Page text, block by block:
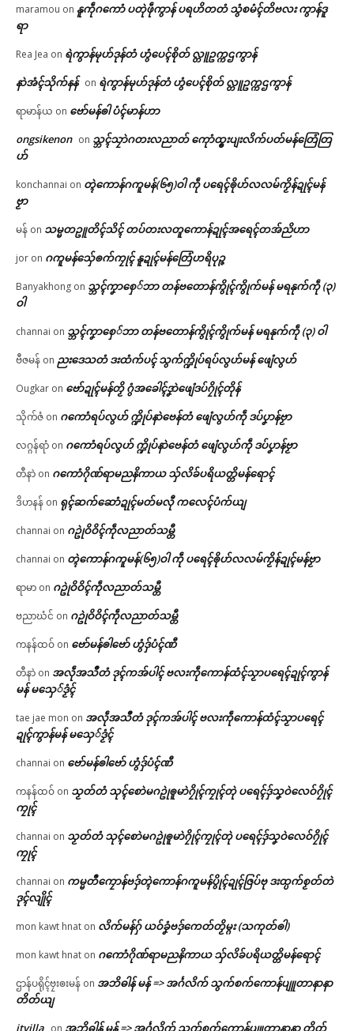
maramou on နူကဵုဂကောံ ပတုဲဖဵုကွာန် ပရဟိတတံ သွံစမံၚ်တိဗလး ကွာန်ဒူ
ရာ
Rea Jea on ရဲကွာန်မုဟ်ဒုန်တံ ဟွံပေၚ်စိုတ် လ္တူဥက္ကဌကွာန်
နာဲအံၚ်သိုက်နန် on ရဲကွာန်မုဟ်ဒုန်တံ ဟွံပေၚ်စိုတ် လ္တူဥက္ကဌကွာန်
ရာမာန်ယ on ဗော်မန်ၜါ ပံၚ်မာန်ဟာ
ongsikenon on သ္ဘၚ်သၠာဲဂတးလညာတ် ကေုာံထ္ၜးပျးလိက်ပတ်မန်တြေံတြ
ဟ်
konchannai on တ္ၚဲကောန်ဂကူမန်(၆၅)ဝါ ကဵု ပရေၚ်ၜိုဟ်လလမ်ကၟိန်ဍုၚ်မန်
ဗၟာ
မန် on သမ္မတဥူတိၚ်သိၚ် တပ်တးလတူကောန်ဍုၚ်အရေၚ်တအ်ညိဟာ
jor on ဂကူမန်​သှ်ေၜက်ကၠုၚ် နူဍုၚ်မန်တြေံဟရိပုဉ္ဇ
Banyakhong on သ္ဘၚ်ကၞာစှေ်ဘာ တန်ဗတောန်ကွိုၚ်ကွိုက်မန် မရနုက်ကဵု (၃)
ဝါ
channai on သ္ဘၚ်ကၞာစှေ်ဘာ တန်ဗတောန်ကွိုၚ်ကွိုက်မန် မရနုက်ကဵု (၃) ဝါ
ဗီဇမန် on ညးဒေသတံ ဒးထံက်ပၚ် သွက်က္ဍိုပ်ရပ်လွဟ်မန် ဖျေံလွဟ်
Ougkar on ဗော်ဍုၚ်မန်တၟိ ဂွံအခေါၚ်ဒၞာဲဖျေံဒပ်ဂၠိုၚ်တိုန်
သိုက်ဇံ on ဂကောံရပ်လွဟ် က္ဍိုပ်နာဲဗေန်တံ ဖျေံလွဟ်ကဵု ဒပ်ပၞာန်ဗၟာ
လဂ္ဂန်ရာံ on ဂကောံရပ်လွဟ် က္ဍိုပ်နာဲဗေန်တံ ဖျေံလွဟ်ကဵု ဒပ်ပၞာန်ဗၟာ
တီနာဲ on ဂကောံဂိုဏ်ရာမညနိကာယ သှ်လိခ်ပရိယတ္တိမန်ရောၚ်
ဒိဟနန် on ရုၚ်ဆက်ဆောံဍုၚ်မတ်မလီု ကလေၚ်ပံက်ယျ
channai on ဂဥုဲဝိဝိၚ်ကဵုလညာတ်သမ္တီ
channai on တ္ၚဲကောန်ဂကူမန်(၆၅)ဝါ ကဵု ပရေၚ်ၜိုဟ်လလမ်ကၟိန်ဍုၚ်မန်ဗၟာ
ရာမာ on ဂဥုဲဝိဝိၚ်ကဵုလညာတ်သမ္တီ
ဗညာဃံင် on ဂဥုဲဝိဝိၚ်ကဵုလညာတ်သမ္တီ
ကနန်ထဝ် on ဗော်မန်ၜါဗော် ဟွံဒှ်ပံၚ်ဏီ
တီနာဲ on အလဵုအသဳတံ ဒုၚ်ကအ်ပါၚ် ဗလးကဵုကောန်ထံၚ်သၟာပရေၚ်ဍုၚ်ကွာန်
မန် မသှေ်ဒၟံၚ်
tae jae mon on အလဵုအသဳတံ ဒုၚ်ကအ်ပါၚ် ဗလးကဵုကောန်ထံၚ်သၟာပရေၚ်
ဍုၚ်ကွာန်မန် မသှေ်ဒၟံၚ်
channai on ဗော်မန်ၜါဗော် ဟွံဒှ်ပံၚ်ဏီ
ကနန်ထဝ် on သၟတ်တံ သုၚ်စောဲမဂဥုဲၜူမာဲဂၠိုၚ်ကၠုၚ်တုဲ ပရေၚ်ဒှ်သၞဝဲလေဝ်ဂၠိုၚ်
ကၠုၚ်
channai on သၟတ်တံ သုၚ်စောဲမဂဥုဲၜူမာဲဂၠိုၚ်ကၠုၚ်တုဲ ပရေၚ်ဒှ်သၞဝဲလေဝ်ဂၠိုၚ်
ကၠုၚ်
channai on ကမ္မတဳကၠောန်ဗဒှ်တ္ၚဲကောန်ဂကူမန်ပွိုၚ်ဍုၚ်ဇြပ်ဗု ဒးထ္ပက်စၟတ်တဲ
ဒုၚ်လျိုၚ်
mon kawt hnat on လိက်မန်ဂှ် ယဝ်ခၞံဗဒှ်ကေတ်တၟိမ္ဂး (သကုတ်ၜါ)
mon kawt hnat on ဂကောံဂိုဏ်ရာမညနိကာယ သှ်လိခ်ပရိယတ္တိမန်ရောၚ်
ဌာန်ပရိုၚ်ဗၠးၜးမန် on အဘိဓါန် မန် => အၚ်္ဂလိက် သွက်စက်ကောန်ပျူတာနာနာ
တိတ်ယျ
itvilla on အဘိဓါန် မန် => အၚ်္ဂလိက် သွက်စက်ကောန်ပျူတာနာနာ တိတ်